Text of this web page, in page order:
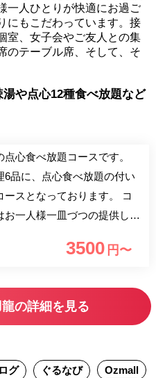
一人ひとりが快適にお過ご
にもこだわっています。接
室、女子会やご友人との集
のテーブル席、そして、そ
湯や点心12種食べ放題など
点心食べ放題コースです。
6品に、点心食べ放題の付い
ースとなっております。 コ
お一人様一皿づつの提供して
スでのお食事会まで幅広く対
ェとなります。落ち着ける空
じ張らずにごゆっくりお過ご
掛けるモダン中華を愉しめる
3500 円〜
の詳細を見る
グ ぐるなび Ozmall